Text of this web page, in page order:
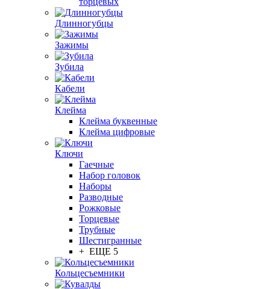
Длинногубцы
Зажимы
Зубила
Кабели
Клейма
Клейма буквенные
Клейма цифровые
Ключи
Гаечные
Набор головок
Наборы
Разводные
Рожковые
Торцевые
Трубные
Шестигранные
+ ЕЩЕ 5
Кольцесъемники